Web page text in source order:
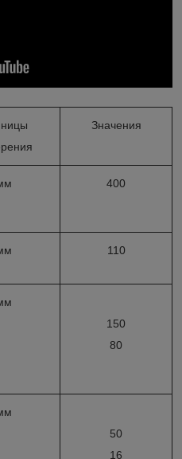
Значения
400
110
150
80
50
16